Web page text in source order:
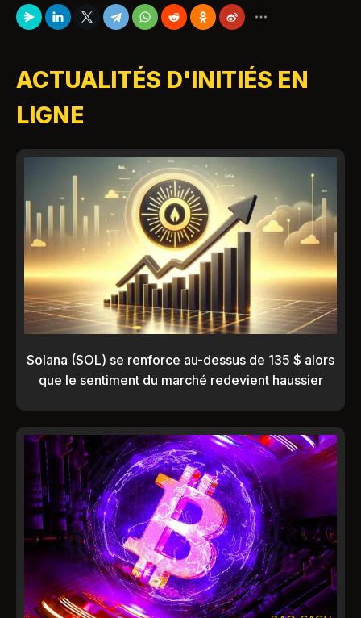
ACTUALITÉS D'INITIÉS EN
LIGNE
Solana (SOL) se renforce au-dessus de 135 $ alors
que le sentiment du marché redevient haussier